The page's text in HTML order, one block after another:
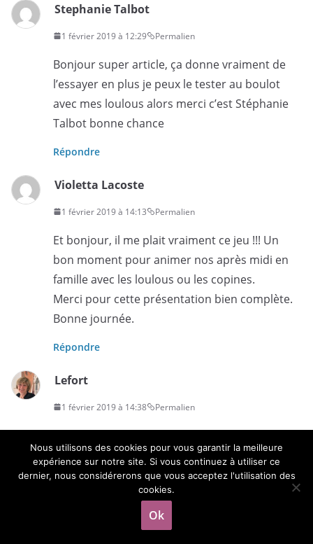
Stephanie Talbot
1 février 2019 à 12:29 Permalien
Bonjour super article, ça donne vraiment de
l’essayer en plus je peux le tester au boulot
avec mes loulous alors merci c’est Stéphanie
Talbot bonne chance
Répondre
Violetta Lacoste
1 février 2019 à 14:13 Permalien
Et bonjour, il me plait vraiment ce jeu !!! Un
bon moment pour animer nos après midi en
famille avec les loulous ou les copines.
Merci pour cette présentation bien complète.
Bonne journée.
Répondre
Lefort
1 février 2019 à 14:38 Permalien
super! On est très jeux de société dans la
famille !
Nous utilisons des cookies pour vous garantir la meilleure
expérience sur notre site. Si vous continuez à utiliser ce
dernier, nous considérerons que vous acceptez l'utilisation des
cookies.
Ok